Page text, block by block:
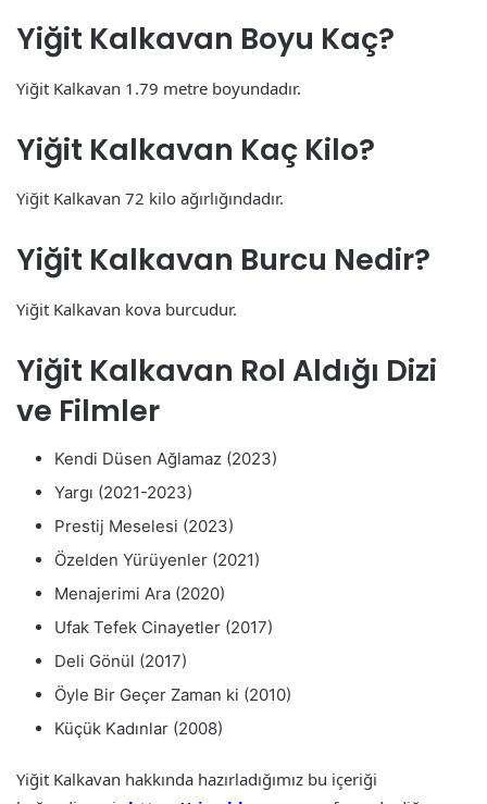
Yiğit Kalkavan Boyu Kaç?
Yiğit Kalkavan 1.79 metre boyundadır.
Yiğit Kalkavan Kaç Kilo?
Yiğit Kalkavan 72 kilo ağırlığındadır.
Yiğit Kalkavan Burcu Nedir?
Yiğit Kalkavan kova burcudur.
Yiğit Kalkavan Rol Aldığı Dizi
ve Filmler
Kendi Düsen Ağlamaz (2023)
Yargı (2021-2023)
Prestij Meselesi (2023)
Özelden Yürüyenler (2021)
Menajerimi Ara (2020)
Ufak Tefek Cinayetler (2017)
Deli Gönül (2017)
Öyle Bir Geçer Zaman ki (2010)
Küçük Kadınlar (2008)
Yiğit Kalkavan hakkında hazırladığımız bu içeriği